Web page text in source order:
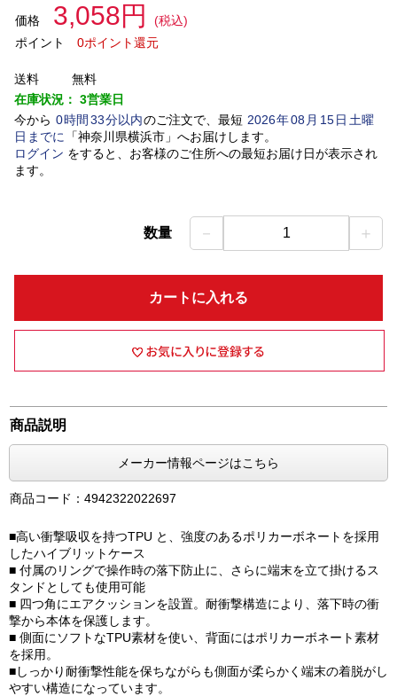
価格 3,058円
(税込)
ポイント
0ポイント還元
送料
無料
在庫状況： 3営業日
今から 0時間 33分以内のご注文で、最短 2026年08 月 15日土曜
日 までに 「神奈川県横浜市」 へお届けします。
ログイン をすると、お客様のご住所への最短お届け日が表示され
ます。
数量 － 1 ＋
カートに入れる
商品説明
メーカー情報ページはこちら
商品コード：4942322022697
■高い衝撃吸収を持つTPU と、強度のあるポリカーボネートを採用
したハイブリットケース
■ 付属のリングで操作時の落下防止に、さらに端末を立て掛けるス
タンドとしても使用可能
■ 四つ角にエアクッションを設置。耐衝撃構造により、落下時の衝
撃から本体を保護します。
■ 側面にソフトなTPU素材を使い、背面にはポリカーボネート素材
を採用。
■しっかり耐衝撃性能を保ちながらも側面が柔らかく端末の着脱がし
やすい構造になっています。